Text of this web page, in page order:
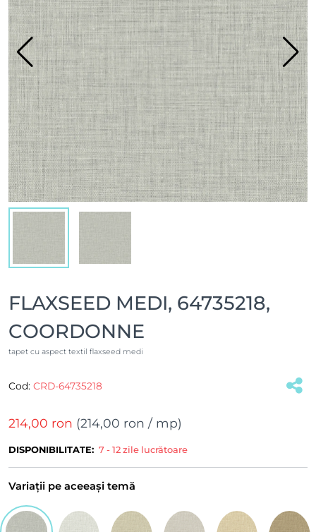
FLAXSEED MEDI, 64735218,
COORDONNE
tapet cu aspect textil flaxseed medi
Cod: CRD-64735218
214,00 ron (214,00 ron / mp)
DISPONIBILITATE: 7 - 12 zile lucrătoare
Variații pe aceeași temă